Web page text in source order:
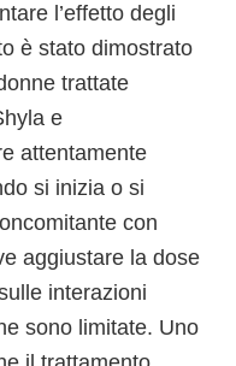
l’effetto degli
è stato dimostrato
trattate
e
attentamente
si inizia o si
con
aggiustare la dose
interazioni
sono limitate. Uno